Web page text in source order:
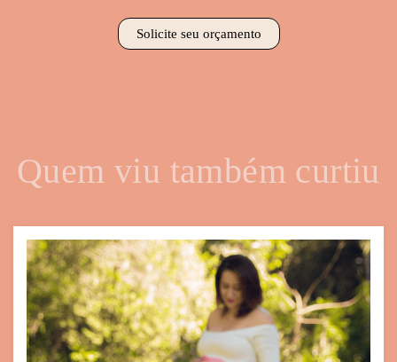
Solicite seu orçamento
Quem viu também curtiu